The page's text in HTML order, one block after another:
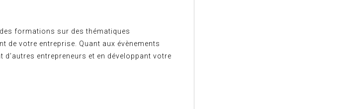
formations sur des thématiques
de votre entreprise. Quant aux évènements
entrepreneurs et en développant votre